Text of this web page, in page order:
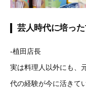
芸人時代に培っ
-植田店長
実は料理人以外にも、
代の経験が今に活きて